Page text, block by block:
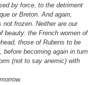
by force, to the detriment
or Breton. And again,
not frozen. Neither are our
beauty: the French women of
those of Rubens to be
becoming again in turn
(not to say anemic) with